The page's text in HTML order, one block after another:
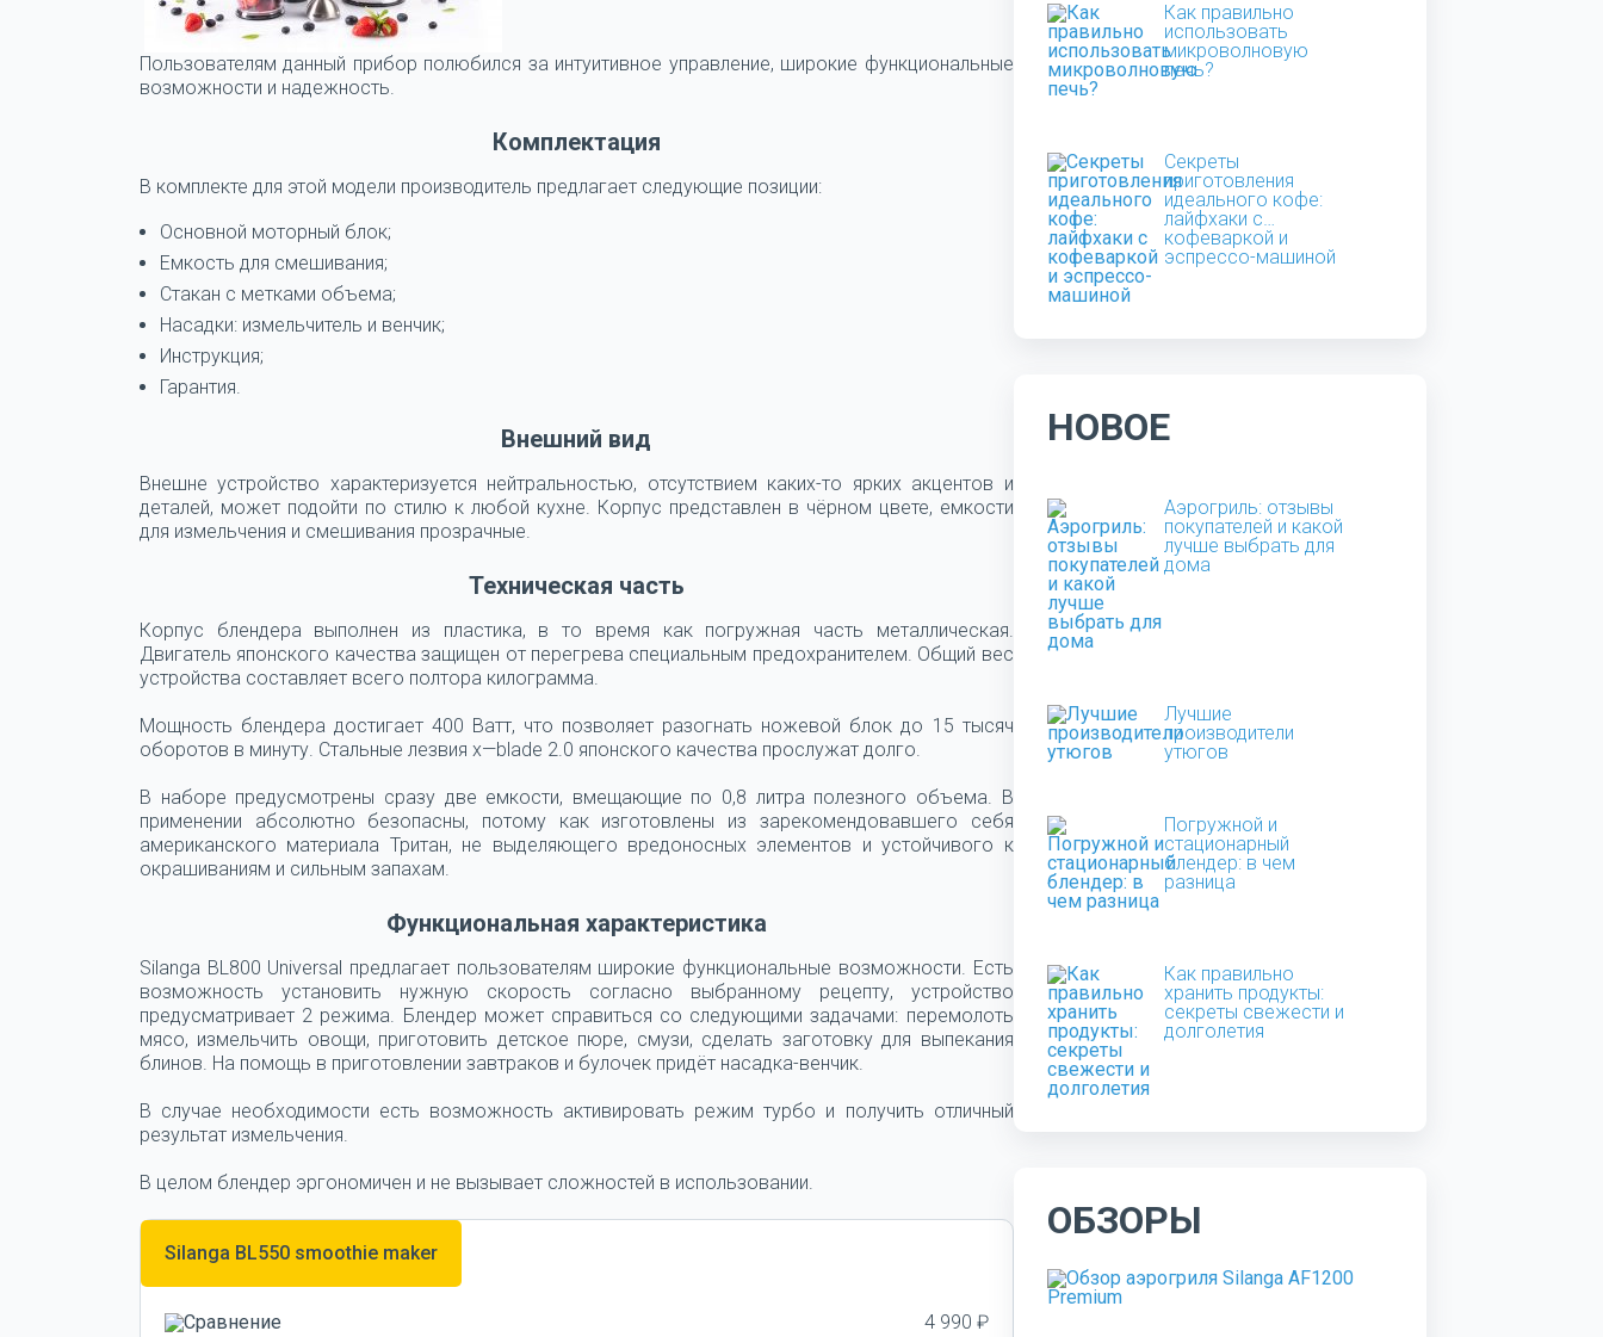
Пользователям данный прибор полюбился за интуитивное управление, широкие функциональные
возможности и надежность.
Комплектация
В комплекте для этой модели производитель предлагает следующие позиции:
Основной моторный блок;
Емкость для смешивания;
Стакан с метками объема;
Насадки: измельчитель и венчик;
Инструкция;
Гарантия.
Внешний вид
Внешне устройство характеризуется нейтральностью, отсутствием каких-то ярких акцентов и
деталей, может подойти по стилю к любой кухне. Корпус представлен в чёрном цвете, емкости
для измельчения и смешивания прозрачные.
Техническая часть
Корпус блендера выполнен из пластика, в то время как погружная часть металлическая.
Двигатель японского качества защищен от перегрева специальным предохранителем. Общий вес
устройства составляет всего полтора килограмма.
Мощность блендера достигает 400 Ватт, что позволяет разогнать ножевой блок до 15 тысяч
оборотов в минуту. Стальные лезвия x—blade 2.0 японского качества прослужат долго.
В наборе предусмотрены сразу две емкости, вмещающие по 0,8 литра полезного объема. В
применении абсолютно безопасны, потому как изготовлены из зарекомендовавшего себя
американского материала Тритан, не выделяющего вредоносных элементов и устойчивого к
окрашиваниям и сильным запахам.
Функциональная характеристика
Silanga BL800 Universal предлагает пользователям широкие функциональные возможности. Есть
возможность установить нужную скорость согласно выбранному рецепту, устройство
предусматривает 2 режима. Блендер может справиться со следующими задачами: перемолоть
мясо, измельчить овощи, приготовить детское пюре, смузи, сделать заготовку для выпекания
блинов. На помощь в приготовлении завтраков и булочек придёт насадка-венчик.
В случае необходимости есть возможность активировать режим турбо и получить отличный
результат измельчения.
В целом блендер эргономичен и не вызывает сложностей в использовании.
Silanga BL550 smoothie maker
4 990 ₽
Как правильно
использовать
микроволновую
печь?
Секреты
приготовления
идеального кофе:
лайфхаки с
кофеваркой и
эспрессо-машиной
НОВОЕ
Аэрогриль: отзывы
покупателей и какой
лучше выбрать для
дома
Лучшие
производители
утюгов
Погружной и
стационарный
блендер: в чем
разница
Как правильно
хранить продукты:
секреты свежести и
долголетия
ОБЗОРЫ